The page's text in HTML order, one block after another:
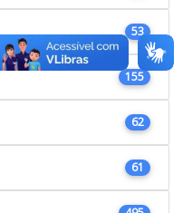
53
155
62
61